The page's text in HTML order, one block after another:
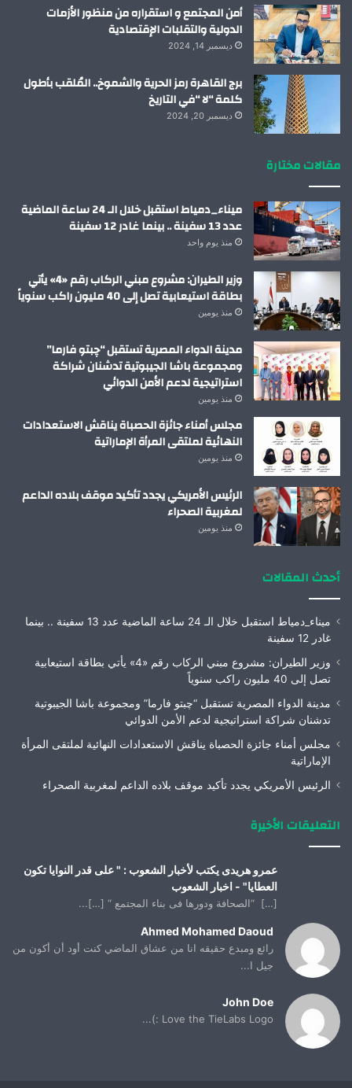
أمن المجتمع و استقراره من منظور الأزمات
الدولية والتقلبات الإقتصادية
ديسمبر 14, 2024
برج القاهرة رمز الحرية والشموخ.. المُلقب بأطول
كلمة “لا “في التاريخ
ديسمبر 20, 2024
مقالات مختارة
ميناء_دمياط استقبل خلال الـ 24 ساعة الماضية
عدد 13 سفينة .. بينما غادر 12 سفينة
منذ يوم واحد
وزير الطيران: مشروع مبني الركاب رقم «4» يأتي
بطاقة استيعابية تصل إلى 40 مليون راكب سنوياً
منذ يومين
مدينة الدواء المصرية تستقبل “چبتو فارما”
ومجموعة باشا الجيبوتية تدشنان شراكة
استراتيجية لدعم الأمن الدوائي
منذ يومين
مجلس أمناء جائزة الحصباة يناقش الاستعدادات
النهائية لملتقى المرأة الإماراتية
منذ يومين
الرئيس الأمريكي يجدد تأكيد موقف بلاده الداعم
لمغربية الصحراء
منذ يومين
أحدث المقالات
ميناء_دمياط استقبل خلال الـ 24 ساعة الماضية عدد 13 سفينة .. بينما
غادر 12 سفينة
وزير الطيران: مشروع مبني الركاب رقم «4» يأتي بطاقة استيعابية
تصل إلى 40 مليون راكب سنوياً
مدينة الدواء المصرية تستقبل “چبتو فارما” ومجموعة باشا الجيبوتية
تدشنان شراكة استراتيجية لدعم الأمن الدوائي
مجلس أمناء جائزة الحصباة يناقش الاستعدادات النهائية لملتقى المرأة
الإماراتية
الرئيس الأمريكي يجدد تأكيد موقف بلاده الداعم لمغربية الصحراء
التعليقات الأخيرة
عمرو هريدى يكتب لأخبار الشعوب : " على قدر النوايا تكون
العطايا" - اخبار الشعوب
[…] “الصحافة ودورها فى بناء المجتمع “ […]...
Ahmed Mohamed Daoud
رائع ومبدع حقيقه انا من عشاق الماضي كنت أود أن أكون من
جيل ا...
John Doe
Love the TieLabs Logo :)...